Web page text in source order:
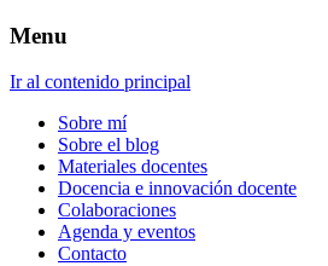
Menu
Ir al contenido principal
Sobre mí
Sobre el blog
Materiales docentes
Docencia e innovación docente
Colaboraciones
Agenda y eventos
Contacto